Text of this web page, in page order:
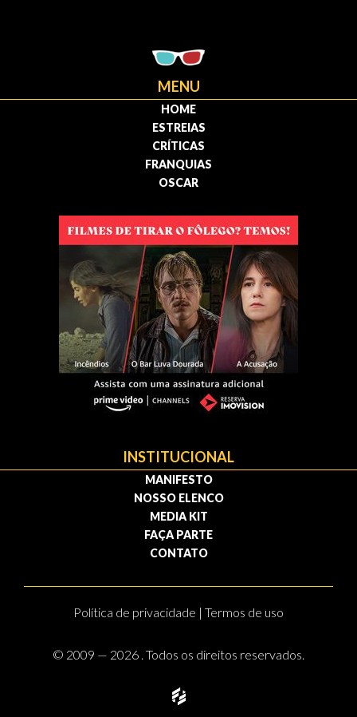
MENU
HOME
ESTREIAS
CRÍTICAS
FRANQUIAS
OSCAR
INSTITUCIONAL
MANIFESTO
NOSSO ELENCO
MEDIA KIT
FAÇA PARTE
CONTATO
Política de privacidade | Termos de uso
© 2009 — 2026 . Todos os direitos reservados.